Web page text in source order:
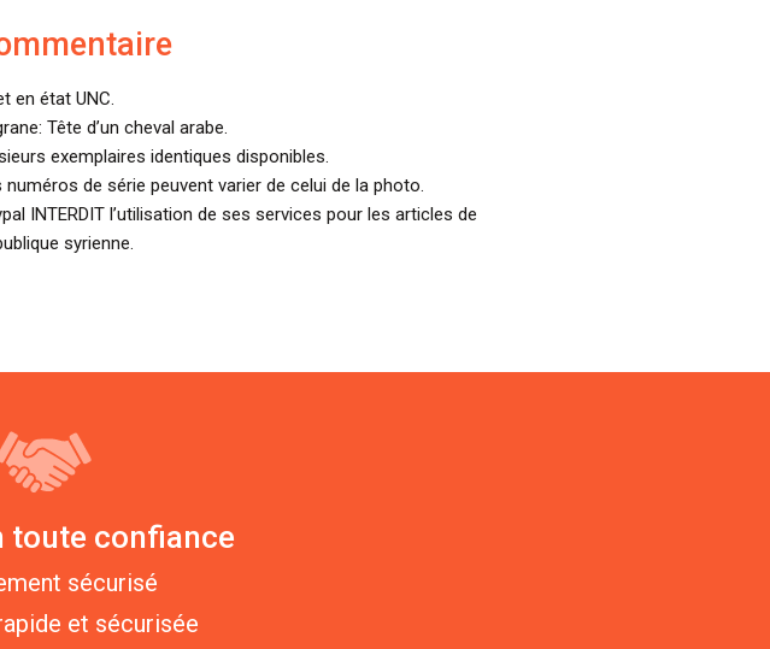
en état UNC.
Tête d’un cheval arabe.
exemplaires identiques disponibles.
numéros de série peuvent varier de celui de la photo.
INTERDIT l’utilisation de ses services pour les articles de
syrienne.
toute confiance
sécurisé
et sécurisée